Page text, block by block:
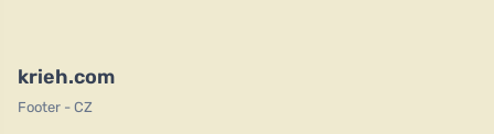
krieh.com
Footer - CZ